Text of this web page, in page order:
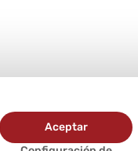
Aceptar